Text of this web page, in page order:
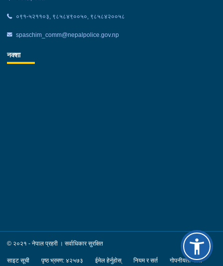
०९१-५२११०३, ९८५८४९००५०, ९८५८४२००५८
spaschim_comm@nepalpolice.gov.np
नक्शा
© २०२१ - नेपाल प्रहरी । सर्वाधिकार सुरक्षित
साइट सूची पृष्ठ भ्रमण: ४२५७३ ईमेल हेर्नुहोस् नियम र सर्त गोपनीयता नीति